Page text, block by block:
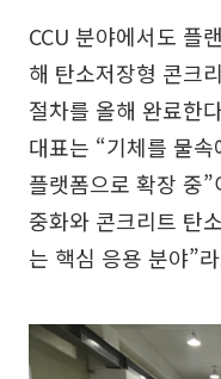
CCU 분야에서도 플
해 탄소저장형 콘크
절차를 올해 완료한
대표는 “기체를 물
플랫폼으로 확장 중
중화와 콘크리트 탄
는 핵심 응용 분야”